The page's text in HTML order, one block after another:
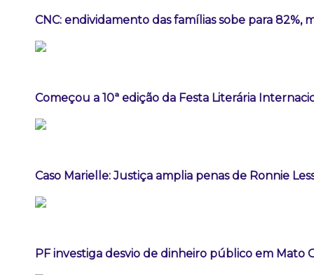
CNC: endividamento das famílias sobe para 82%,
Começou a 10ª edição da Festa Literária
Caso Marielle: Justiça amplia penas de Ronnie
PF investiga desvio de dinheiro público em Mato